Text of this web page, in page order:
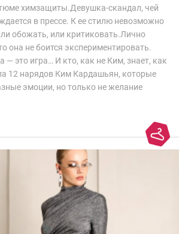
химзащиты.Девушка-скандал, чей
в прессе. К ее стилю невозможно
обожать, или критиковать.Лично
она не боится экспериментировать.
— это игра… И кто, как не Ким, знает, как
12 нарядов Ким Кардашьян, которые
эмоции, но только не желание